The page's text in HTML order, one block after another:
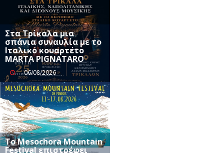
Στα Τρίκαλα μια
σπάνια συναυλία με το
Ιταλικό κουαρτέτο
MARTA PIGNATARO
06/08/2026
Το Mesochora Mountain
Festival επιστρέφει